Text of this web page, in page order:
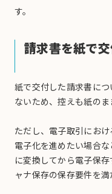
す。
請求書を紙で
紙で交付した請求書に
ないため、控えも紙のま
ただし、電子取引にお
電子化を進めたい場合
に変換してから電子保
ャナ保存の保存要件を